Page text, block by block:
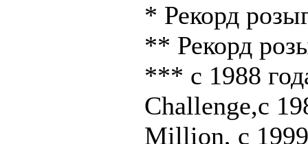
* Рекорд
** Рекорд
*** с 1988
Challenge,с
Million, с